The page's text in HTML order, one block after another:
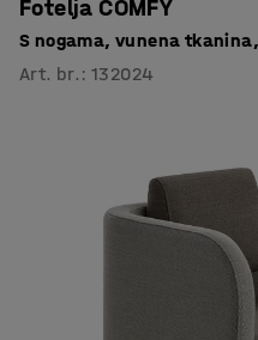
Fotelja COMFY
S nogama, vunena
Art. br. :132024